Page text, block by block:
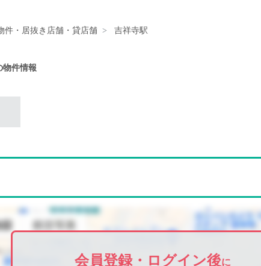
件・居抜き店舗・貸店舗
吉祥寺駅
物件情報
会員登録・ログイン後に